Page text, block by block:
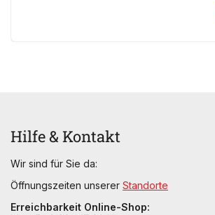
Hilfe & Kontakt
Wir sind für Sie da:
Öffnungszeiten unserer Standorte
Erreichbarkeit Online-Shop: